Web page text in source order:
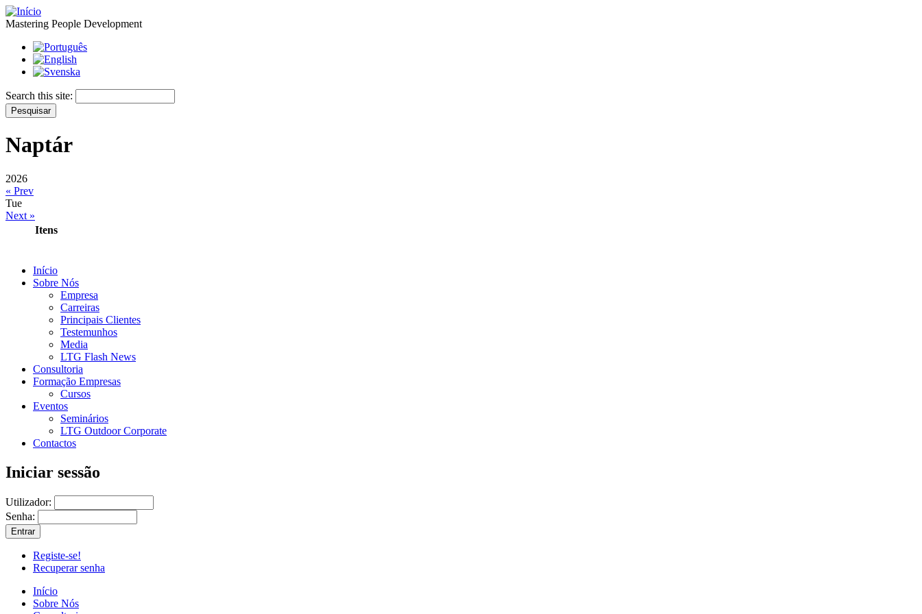
Mastering People Development
Search this site:
Naptár
2026
« Prev
Tue
Next »
Itens
Início
Sobre Nós
Empresa
Carreiras
Principais Clientes
Testemunhos
Media
LTG Flash News
Consultoria
Formação Empresas
Cursos
Eventos
Seminários
LTG Outdoor Corporate
Contactos
Iniciar sessão
Utilizador:
Senha:
Registe-se!
Recuperar senha
Início
Sobre Nós